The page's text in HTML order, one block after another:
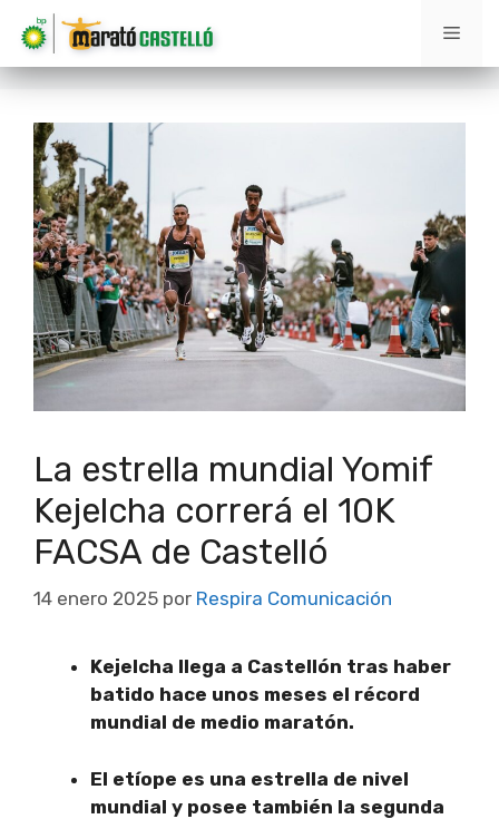
Saltar
contenido
Menú
La estrella mundial Yomif
Kejelcha correrá el 10K
FACSA de Castelló
14 enero 2025 por Respira Comunicación
Kejelcha llega a Castellón tras haber
batido hace unos meses el récord
mundial de medio maratón.
El etíope es una estrella de nivel
mundial y posee también la segunda